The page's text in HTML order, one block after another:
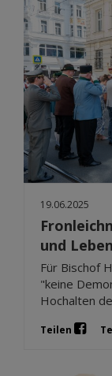
19.06.2025
und
Für Bischof
"keine
Hochalten
Teilen